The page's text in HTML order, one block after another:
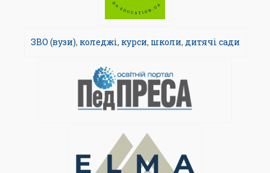
ЗВО (вузи), коледжі, курси, школи, дитячі сади